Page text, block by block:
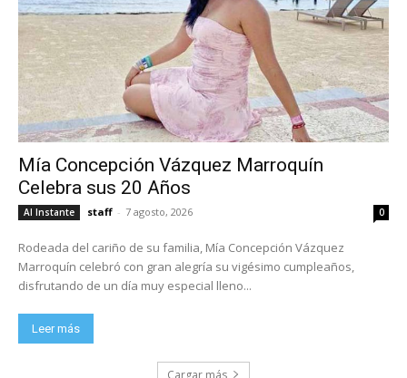
Mía Concepción Vázquez Marroquín
Celebra sus 20 Años
Al Instante staff - 7 agosto, 2026 0
Rodeada del cariño de su familia, Mía Concepción Vázquez
Marroquín celebró con gran alegría su vigésimo cumpleaños,
disfrutando de un día muy especial lleno...
Leer más
Cargar más